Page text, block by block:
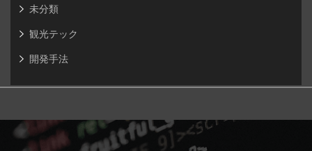
未分類
観光テック
開発手法